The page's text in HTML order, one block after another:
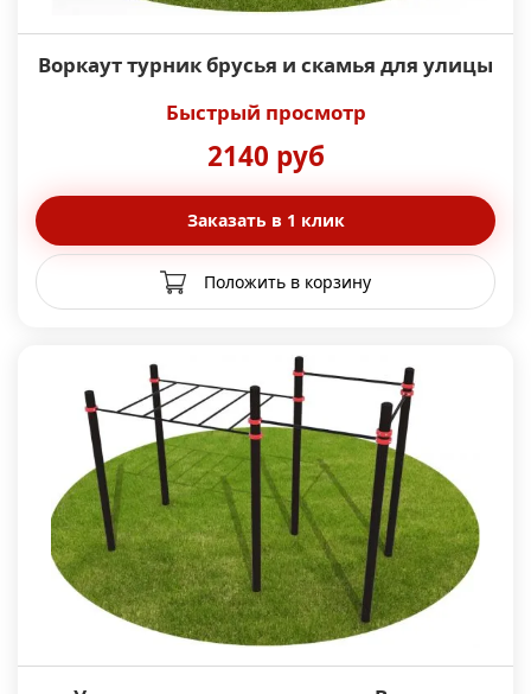
Воркаут турник брусья и скамья для улицы
Быстрый просмотр
2140 руб
Заказать в 1 клик
Положить в корзину